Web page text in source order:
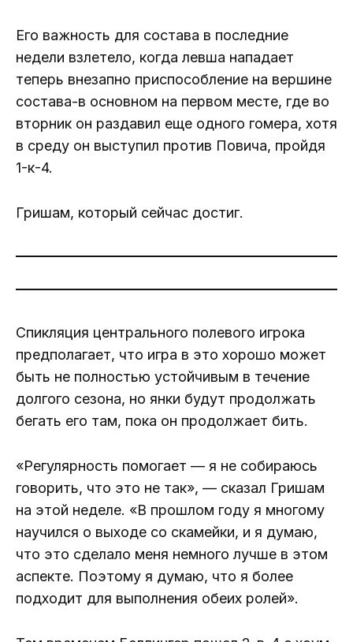
Его важность для состава в последние
недели взлетело, когда левша нападает
теперь внезапно приспособление на вершине
состава-в основном на первом месте, где во
вторник он раздавил еще одного гомера, хотя
в среду он выступил против Повича, пройдя
1-к-4.
Гришам, который сейчас достиг.
Спикляция центрального полевого игрока
предполагает, что игра в это хорошо может
быть не полностью устойчивым в течение
долгого сезона, но янки будут продолжать
бегать его там, пока он продолжает бить.
«Регулярность помогает — я не собираюсь
говорить, что это не так», — сказал Гришам
на этой неделе. «В прошлом году я многому
научился о выходе со скамейки, и я думаю,
что это сделало меня немного лучше в этом
аспекте. Поэтому я думаю, что я более
подходит для выполнения обеих ролей».